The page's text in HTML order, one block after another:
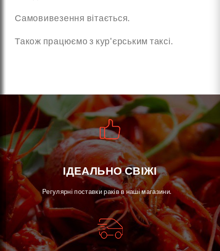
Самовивезення вітається.
Також працюємо з кур'єрським таксі.
ІДЕАЛЬНО СВІЖІ
Регулярні поставки раків в наші магазини.